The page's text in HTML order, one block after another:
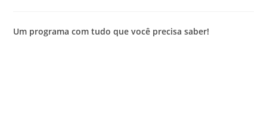
Um programa com tudo que você precisa saber!